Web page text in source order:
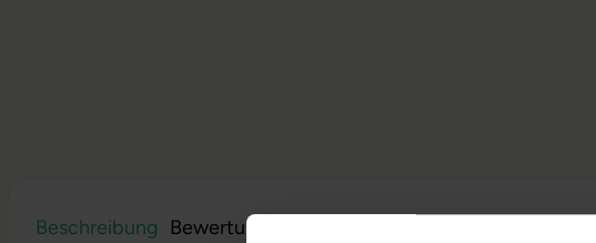
Beschreibung Bewertungen